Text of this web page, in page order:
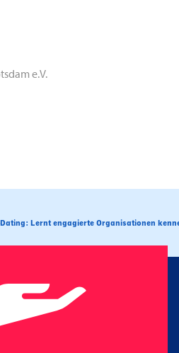
e.V.
Lernt engagierte Organisationen